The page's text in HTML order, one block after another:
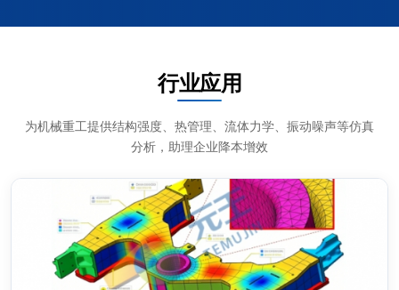
行业应用
为机械重工提供结构强度、热管理、流体力学、振动噪声等仿真
分析，助理企业降本增效